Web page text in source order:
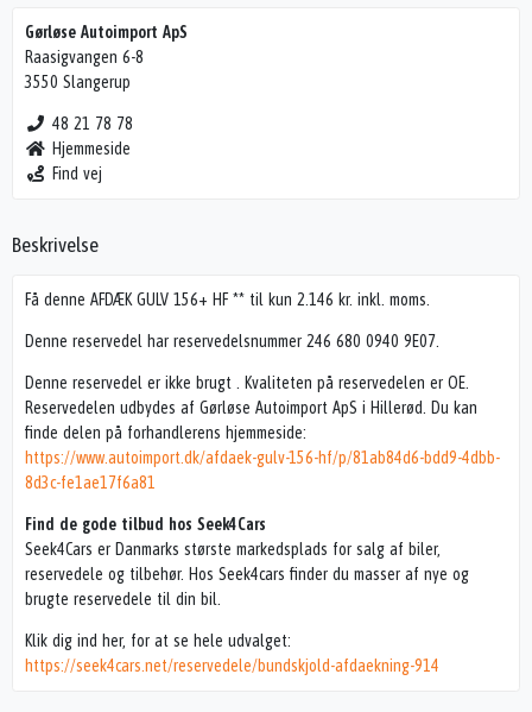
Gørløse Autoimport ApS
Raasigvangen 6-8
3550 Slangerup
48 21 78 78
Hjemmeside
Find vej
Beskrivelse
Få denne AFDÆK GULV 156+ HF ** til kun 2.146 kr. inkl. moms.
Denne reservedel har reservedelsnummer 246 680 0940 9E07.
Denne reservedel er ikke brugt . Kvaliteten på reservedelen er OE.
Reservedelen udbydes af Gørløse Autoimport ApS i Hillerød. Du kan
finde delen på forhandlerens hjemmeside:
https://www.autoimport.dk/afdaek-gulv-156-hf/p/81ab84d6-bdd9-4dbb-
8d3c-fe1ae17f6a81
Find de gode tilbud hos Seek4Cars
Seek4Cars er Danmarks største markedsplads for salg af biler,
reservedele og tilbehør. Hos Seek4cars finder du masser af nye og
brugte reservedele til din bil.
Klik dig ind her, for at se hele udvalget:
https://seek4cars.net/reservedele/bundskjold-afdaekning-914